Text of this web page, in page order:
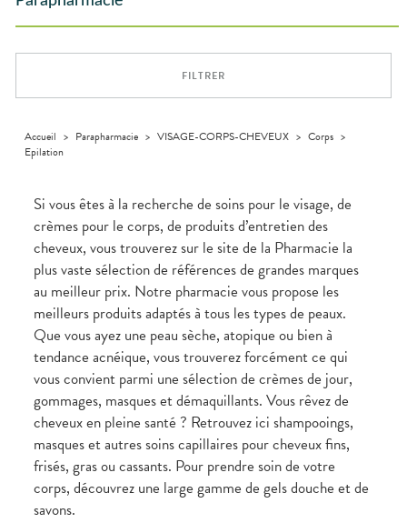
pharmacie
Compléments
CORPS-
Solaire
DISPOSITIFS
APPLICATION
D’ORDONNANCE
FILTRER
Accueil > Parapharmacie > VISAGE-CORPS-CHEVEUX > Corps >
Epilation
Si vous êtes à la recherche de soins pour le visage, de
crèmes pour le corps, de produits d’entretien des
cheveux, vous trouverez sur le site de la Pharmacie la
plus vaste sélection de références de grandes marques
au meilleur prix. Notre pharmacie vous propose les
meilleurs produits adaptés à tous les types de peaux.
Que vous ayez une peau sèche, atopique ou bien à
tendance acnéique, vous trouverez forcément ce qui
vous convient parmi une sélection de crèmes de jour,
gommages, masques et démaquillants. Vous rêvez de
cheveux en pleine santé ? Retrouvez ici shampooings,
masques et autres soins capillaires pour cheveux fins,
frisés, gras ou cassants. Pour prendre soin de votre
corps, découvrez une large gamme de gels douche et de
savons.